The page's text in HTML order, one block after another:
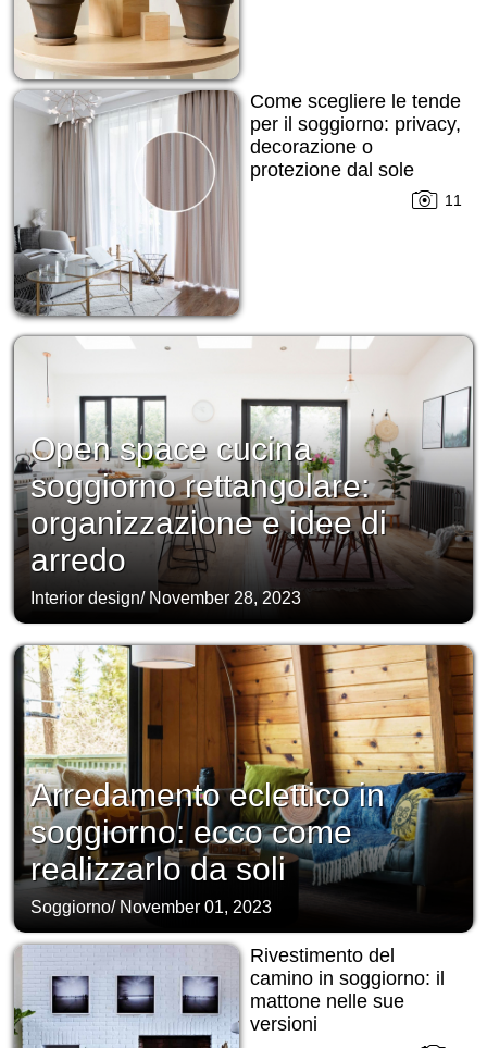
Come scegliere le tende
per il soggiorno: privacy,
decorazione o
protezione dal sole
11
Open space cucina
soggiorno rettangolare:
organizzazione e idee di
arredo
Interior design/ November 28, 2023
Arredamento eclettico in
soggiorno: ecco come
realizzarlo da soli
Soggiorno/ November 01, 2023
Rivestimento del
camino in soggiorno: il
mattone nelle sue
versioni